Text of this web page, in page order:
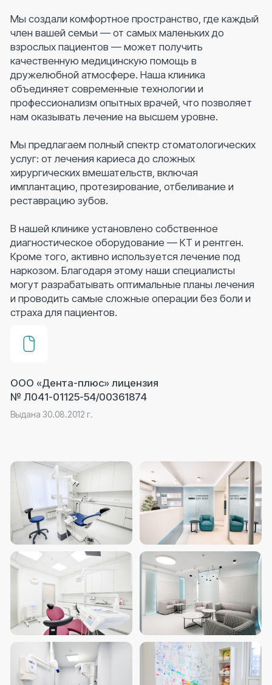
Телефон
Адрес
Информация
+7 (383) 383-27-77
г. Новосибирск, ул.
Титова, д.29
Политика конфиденциальности
являются публичной офертой согласно ст. 437
(2) ГК РФ. Для получения подробной
информации о наличии и стоимости указанных
услуг, пожалуйста, обращайтесь к
администраторам с помощью формы связи
или по телефонам.
Почта
stom-dv@mail.ru
Пн – сб с 8:00 до 21:00;
Режим работы
Записаться на прием
для слабовидящих